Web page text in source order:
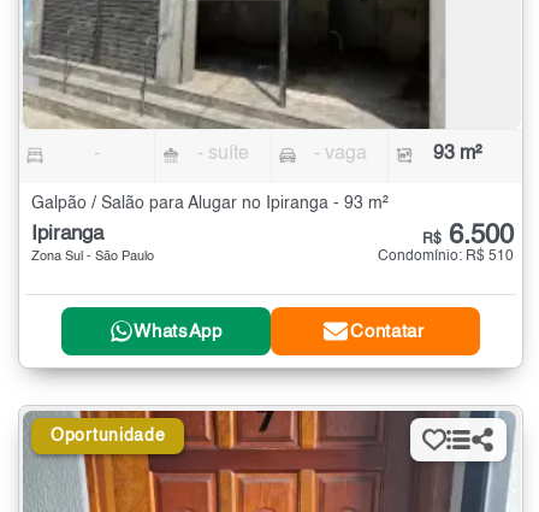
- - suíte - vaga 93 m²
Galpão / Salão para Alugar no Ipiranga - 93 m²
Ipiranga
Zona Sul - São Paulo
R$ 6.500
Condomínio: R$ 510
WhatsApp Contatar
Oportunidade